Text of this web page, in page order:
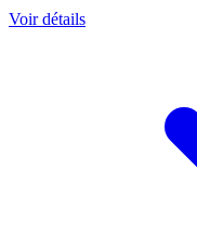
Voir détails